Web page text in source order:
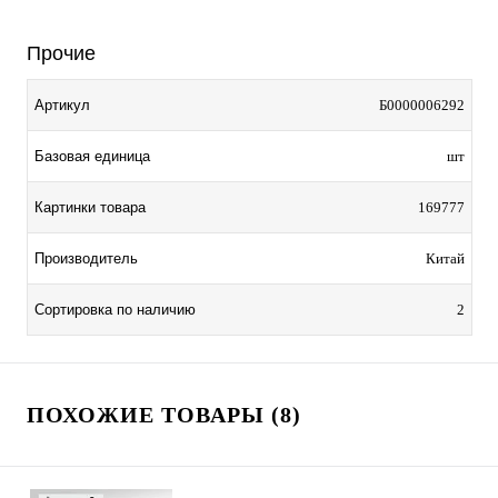
Прочие
Артикул Б0000006292
Базовая единица шт
Картинки товара 169777
Производитель Китай
Сортировка по наличию 2
ПОХОЖИЕ ТОВАРЫ (8)